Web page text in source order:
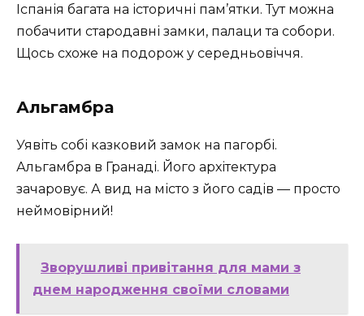
Іспанія багата на історичні пам’ятки. Тут можна
побачити стародавні замки, палаци та собори.
Щось схоже на подорож у середньовіччя.
Альгамбра
Уявіть собі казковий замок на пагорбі.
Альгамбра в Гранаді. Його архітектура
зачаровує. А вид на місто з його садів — просто
неймовірний!
Зворушливі привітання для мами з
днем народження своїми словами